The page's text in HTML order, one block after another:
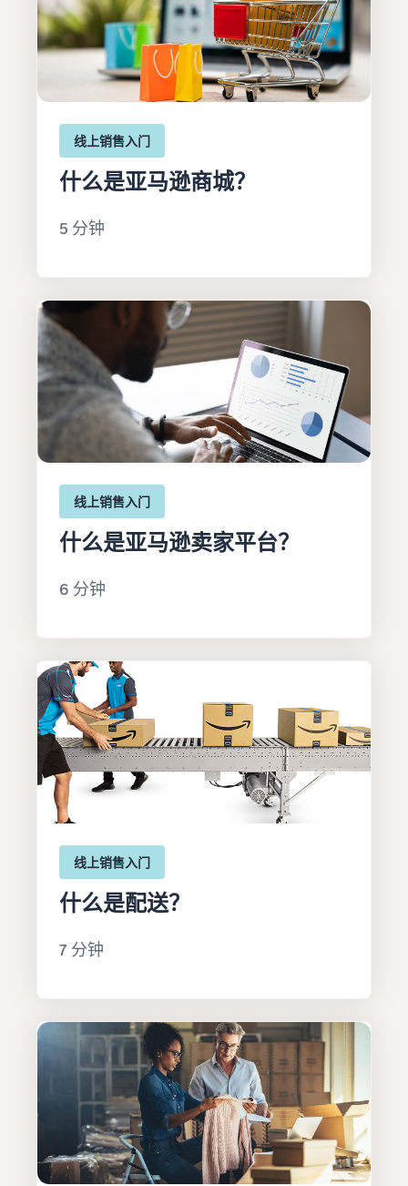
线上销售入门
什么是亚马逊商城？
5 分钟
线上销售入门
什么是亚马逊卖家平台？
6 分钟
线上销售入门
什么是配送？
7 分钟